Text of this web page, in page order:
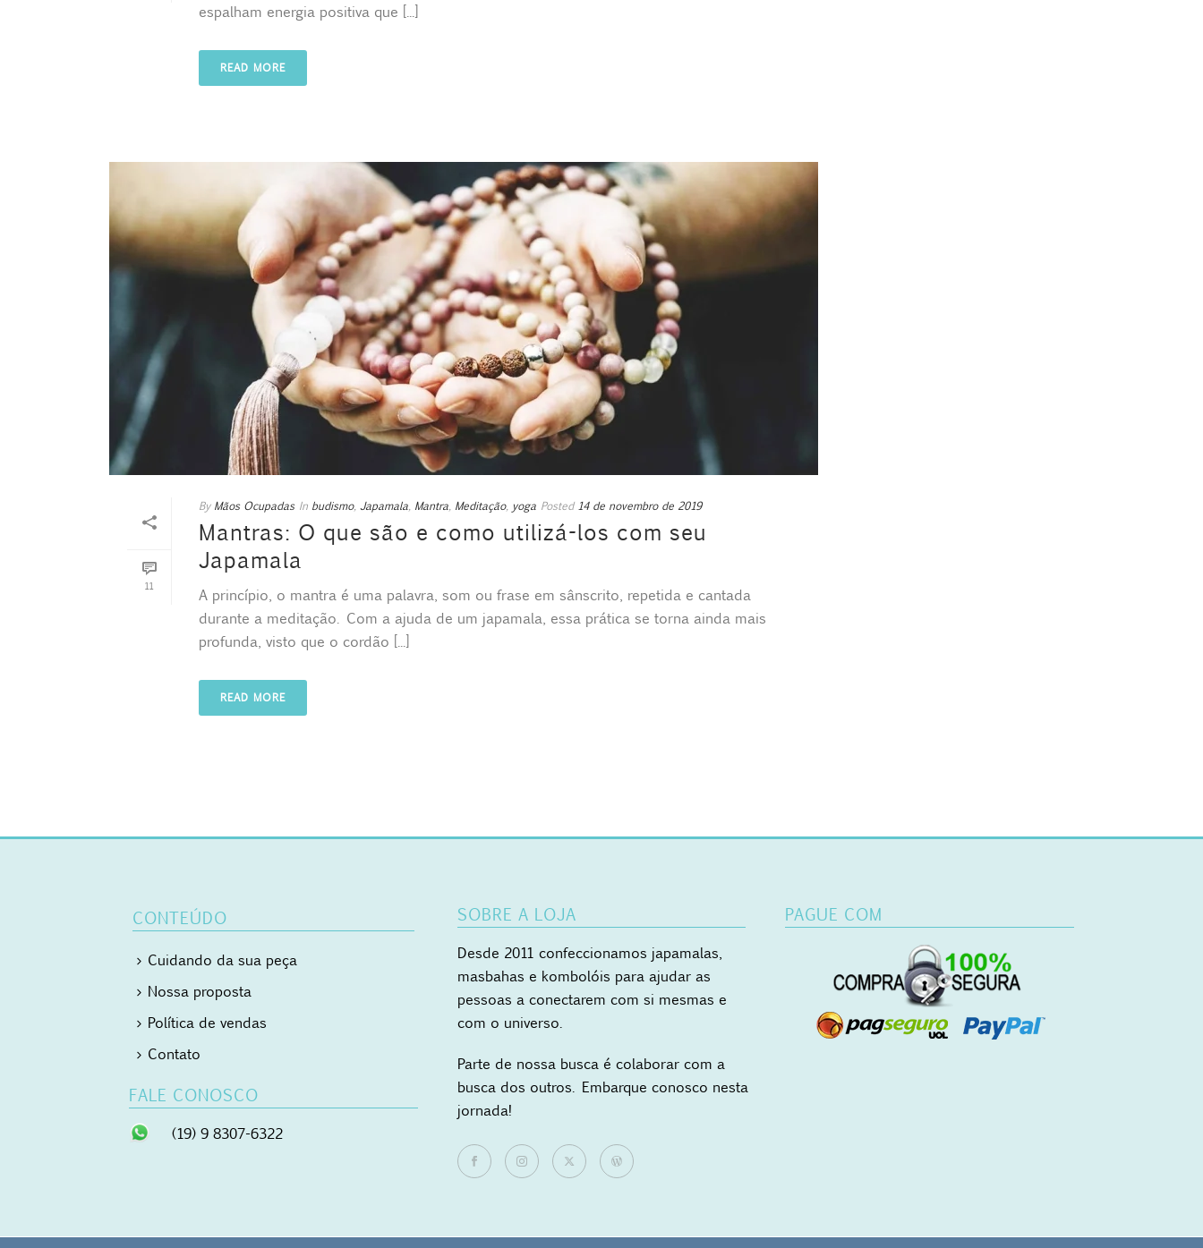
espalham energia positiva que [...]
READ MORE
11
By Mãos Ocupadas In budismo, Japamala, Mantra, Meditação, yoga Posted 14 de novembro de 2019
Mantras: O que são e como utilizá-los com seu
Japamala
A princípio, o mantra é uma palavra, som ou frase em sânscrito, repetida e cantada
durante a meditação. Com a ajuda de um japamala, essa prática se torna ainda mais
profunda, visto que o cordão [...]
READ MORE
CONTEÚDO
Cuidando da sua peça
Nossa proposta
Política de vendas
Contato
FALE CONOSCO
(19) 9 8307-6322
SOBRE A LOJA
Desde 2011 confeccionamos japamalas,
masbahas e kombolóis para ajudar as
pessoas a conectarem com si mesmas e
com o universo.
Parte de nossa busca é colaborar com a
busca dos outros. Embarque conosco nesta
jornada!
PAGUE COM